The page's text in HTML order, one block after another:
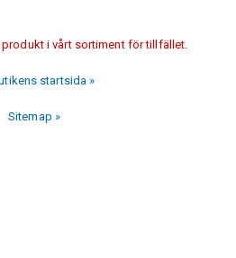
produkt i vårt sortiment för tillfället.
startsida »
Sitemap »